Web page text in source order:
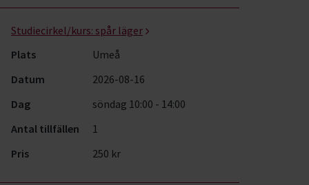
Studiecirkel/kurs: spår läger
Plats
Umeå
Datum
2026-08-16
Dag
söndag 10:00 - 14:00
Antal tillfällen
1
Pris
250 kr